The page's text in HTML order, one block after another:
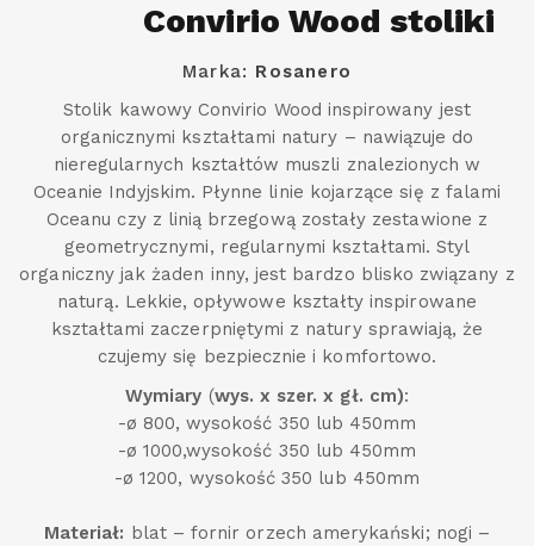
Convirio Wood stoliki
Marka: Rosanero
Stolik kawowy Convirio Wood inspirowany jest
organicznymi kształtami natury – nawiązuje do
nieregularnych kształtów muszli znalezionych w
Oceanie Indyjskim. Płynne linie kojarzące się z falami
Oceanu czy z linią brzegową zostały zestawione z
geometrycznymi, regularnymi kształtami. Styl
organiczny jak żaden inny, jest bardzo blisko związany z
naturą. Lekkie, opływowe kształty inspirowane
kształtami zaczerpniętymi z natury sprawiają, że
czujemy się bezpiecznie i komfortowo.
Wymiary (wys. x szer. x gł. cm):
-ø 800, wysokość 350 lub 450mm
-ø 1000,wysokość 350 lub 450mm
-ø 1200, wysokość 350 lub 450mm
Materiał: blat – fornir orzech amerykański; nogi –